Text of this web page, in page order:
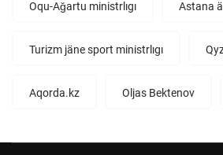
Oqu-Aǧartu ministrlıgı Astana
Turizm jäne sport ministrlıgı
Aqorda.kz Oljas Bektenov